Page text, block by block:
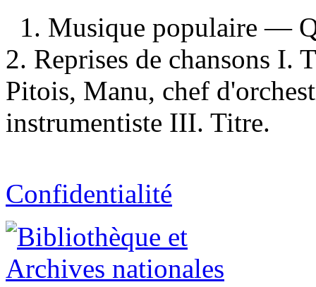
1. Musique populaire —
2. Reprises de chansons I.
Pitois, Manu, chef
instrumentiste III. Titre.
Confidentialité